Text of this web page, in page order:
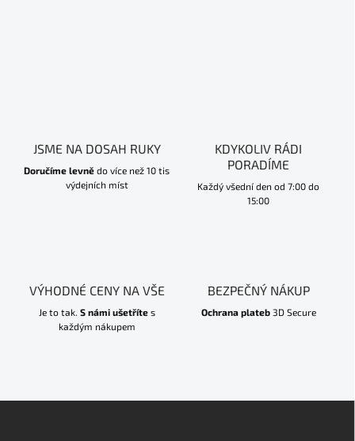
JSME NA DOSAH RUKY
Doručíme levně do více než 10 tis
výdejních míst
KDYKOLIV RÁDI
PORADÍME
Každý všední den od 7:00 do
15:00
VÝHODNÉ CENY NA VŠE
Je to tak. S námi ušetřítes
každým nákupem
BEZPEČNÝ NÁKUP
Ochrana plateb3D Secure